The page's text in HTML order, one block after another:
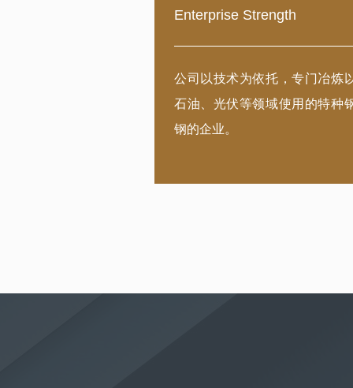
Enterprise Strength
公司以技术为依托，专门冶炼
石油、光伏等领域使用的特种
钢的企业。